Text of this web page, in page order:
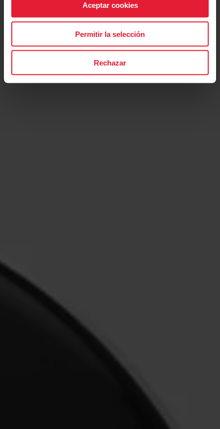
Aceptar cookies
Permitir la selección
Rechazar